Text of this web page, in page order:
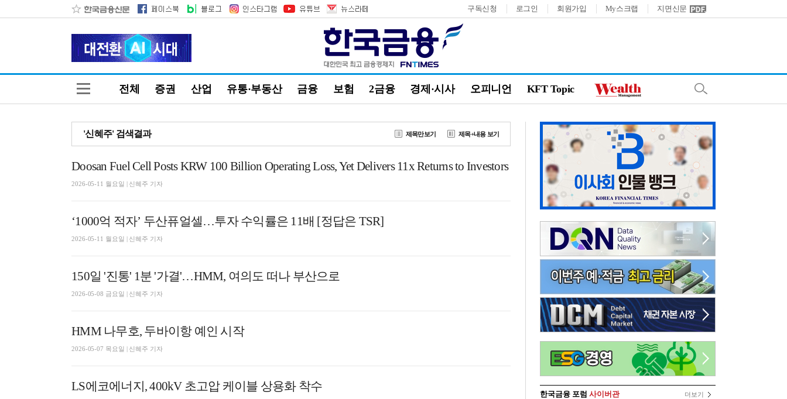
구독신청 로그인 회원가입 My스크랩 지면신문
전체 증권 산업 유통·부동산 금융 보험 2금융 경제·시사 오피니언 KFT Topic
'신혜주' 검색결과 제목만보기 제목+내용 보기
Doosan Fuel Cell Posts KRW 100 Billion Operating Loss, Yet Delivers 11x Returns to Investors
2026-05-11 월요일 | 신혜주 기자
‘1000억 적자’ 두산퓨얼셀…투자 수익률은 11배 [정답은 TSR]
2026-05-11 월요일 | 신혜주 기자
150일 '진통' 1분 '가결'…HMM, 여의도 떠나 부산으로
2026-05-08 금요일 | 신혜주 기자
HMM 나무호, 두바이항 예인 시작
2026-05-07 목요일 | 신혜주 기자
LS에코에너지, 400kV 초고압 케이블 상용화 착수
한국금융 포럼 사이버관 더보기